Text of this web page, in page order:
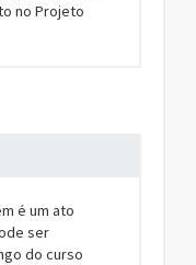
no Projeto
é um ato
ser
do curso